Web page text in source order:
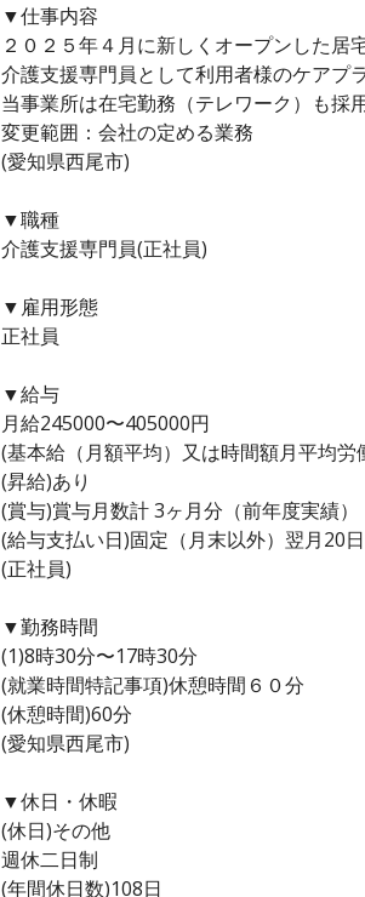
▼仕事内容
２０２５年４月に新しくオープンした居
介護支援専門員として利用者様のケアプ
当事業所は在宅勤務（テレワーク）も採
変更範囲：会社の定める業務
(愛知県西尾市)
▼職種
介護支援専門員(正社員)
▼雇用形態
正社員
▼給与
月給245000〜405000円
(基本給（月額平均）又は時間額月平均
(昇給)あり
(賞与)賞与月数計 3ヶ月分（前年度実績）
(給与支払い日)固定（月末以外）翌月20日
(正社員)
▼勤務時間
(1)8時30分〜17時30分
(就業時間特記事項)休憩時間６０分
(休憩時間)60分
(愛知県西尾市)
▼休日・休暇
(休日)その他
週休二日制
(年間休日数)108日